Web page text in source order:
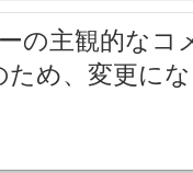
の主観的なコ
ため、変更に